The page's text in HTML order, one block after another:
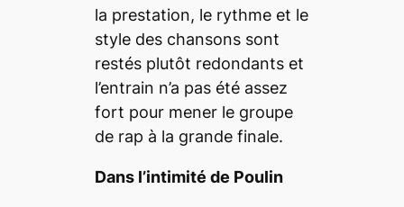
la prestation, le rythme et le
style des chansons sont
restés plutôt redondants et
l’entrain n’a pas été assez
fort pour mener le groupe
de rap à la grande finale.
Dans l’intimité de Poulin